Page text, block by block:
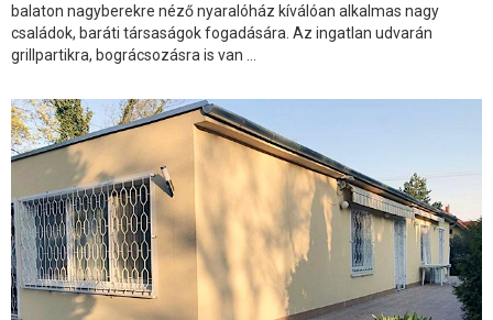
balaton nagyberekre néző nyaralóház kíválóan alkalmas nagy
családok, baráti társaságok fogadására. Az ingatlan udvarán
grillpartikra, bográcsozásra is van ...